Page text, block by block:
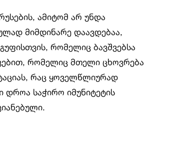
ამიტომ არ უნდა
მიმდინარე დაავდებაა,
რომელიც ბავშვებსა
რომელიც მთელი ცხოვრება
რაც ყოველწლიურად
დროა საჭირო იმუნიტეტის